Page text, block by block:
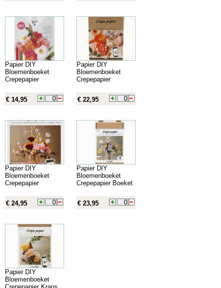
Papier DIY
Bloemenboeket
Crepepapier
€ 14,95
Papier DIY
Bloemenboeket
Crepepapier
€ 22,95
Papier DIY
Bloemenboeket
Crepepapier
€ 24,95
Papier DIY
Bloemenboeket
Crepepapier Boeket
€ 23,95
Papier DIY
Bloemenboeket